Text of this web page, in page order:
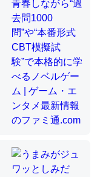
かった。調べたら
の1程度。
虫はなぜ海にいな
足してて両方に不
て面白い。海に